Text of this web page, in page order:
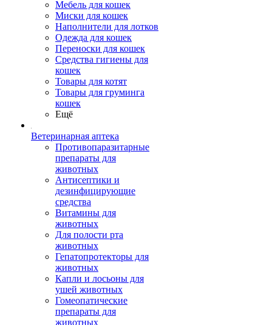
Мебель для кошек
Миски для кошек
Наполнители для лотков
Одежда для кошек
Переноски для кошек
Средства гигиены для
кошек
Товары для котят
Товары для груминга
кошек
Ещё
Ветеринарная аптека
Противопаразитарные
препараты для
животных
Антисептики и
дезинфицирующие
средства
Витамины для
животных
Для полости рта
животных
Гепатопротекторы для
животных
Капли и лосьоны для
ушей животных
Гомеопатические
препараты для
животных